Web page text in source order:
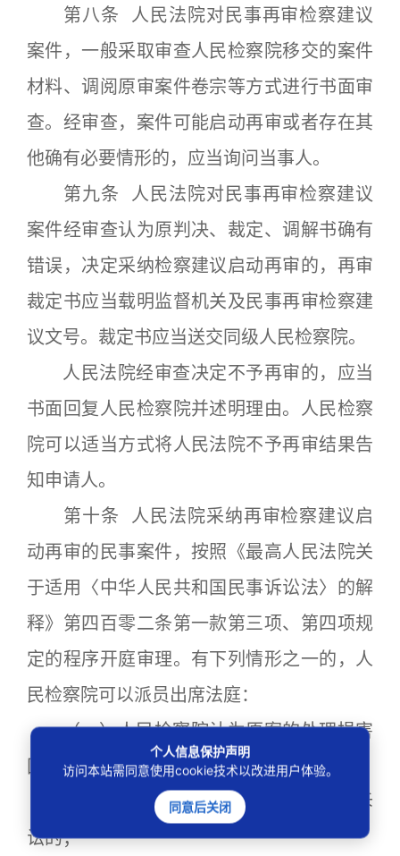
第八条 人民法院对民事再审检察建议
案件，一般采取审查人民检察院移交的案件
材料、调阅原审案件卷宗等方式进行书面审
查。经审查，案件可能启动再审或者存在其
他确有必要情形的，应当询问当事人。
第九条 人民法院对民事再审检察建议
案件经审查认为原判决、裁定、调解书确有
错误，决定采纳检察建议启动再审的，再审
裁定书应当载明监督机关及民事再审检察建
议文号。裁定书应当送交同级人民检察院。
人民法院经审查决定不予再审的，应当
书面回复人民检察院并述明理由。人民检察
院可以适当方式将人民法院不予再审结果告
知申请人。
第十条 人民法院采纳再审检察建议启
动再审的民事案件，按照《最高人民法院关
于适用〈中华人民共和国民事诉讼法〉的解
释》第四百零二条第一款第三项、第四项规
定的程序开庭审理。有下列情形之一的，人
民检察院可以派员出席法庭：
（一）人民检察院认为原案的处理损害
国家利益或者社会公共利益的；
（二）人民检察院认为原案存在虚假诉
讼的；
个人信息保护声明
访问本站需同意使用cookie技术以改进用户体验。
同意后关闭